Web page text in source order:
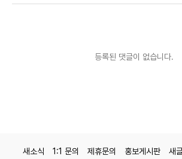
등록된 댓글이 없습니다.
새소식 1:1 문의 제휴문의 홍보게시판 새